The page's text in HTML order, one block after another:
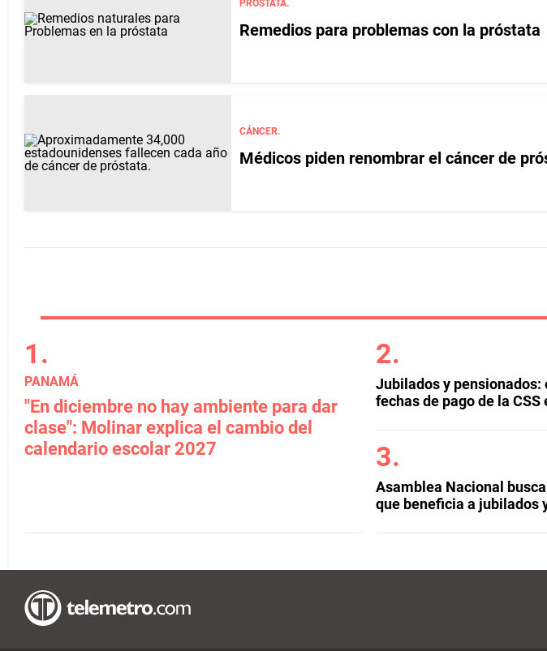
PRÓSTATA.
Remedios para problemas con la próstata
CÁNCER.
Médicos piden renombrar el cáncer de
PANAMÁ
"En diciembre no hay ambiente para dar
clase": Molinar explica el cambio del
calendario escolar 2027
Jubilados y
fechas de pago de la
Asamblea Nacional
que beneficia a jubilados